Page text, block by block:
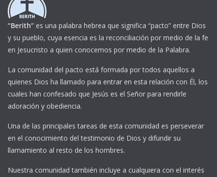
v
e
r
h
y
?
“Berith” es una palabra hebrea que significa “pacto” entre Dios
y su pueblo, cuya esencia es la reconciliación por medio de la fe
en Jesucristo a quien conocemos por medio de la Palabra.
La comunidad del pacto está formada por todos aquellos a
quienes Dios ha llamado para entrar en esta relación con Él, los
cuales han confesado que Jesús es el Señor para rendirle
adoración y obediencia.
Una de las principales tareas de esta comunidad es perseverar
en el conocimiento del testimonio de Dios y difundir su
llamamiento al resto de los hombres.
Nuestra comunidad también incluye a cualquiera con el interés